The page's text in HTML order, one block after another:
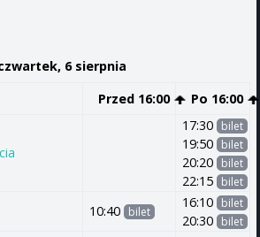
6 sierpnia
Przed 16:00 Po 16:00
17:30 bilet
19:50 bilet
20:20 bilet
22:15 bilet
10:40 bilet
16:10 bilet
20:30 bilet